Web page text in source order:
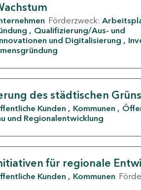
Förderzweck:
Qualifizierung/Aus- und
und Digitalisierung
des städtischen
Kunden Kommunen
und Regionalentwicklung
für regionale
Kunden Kommunen